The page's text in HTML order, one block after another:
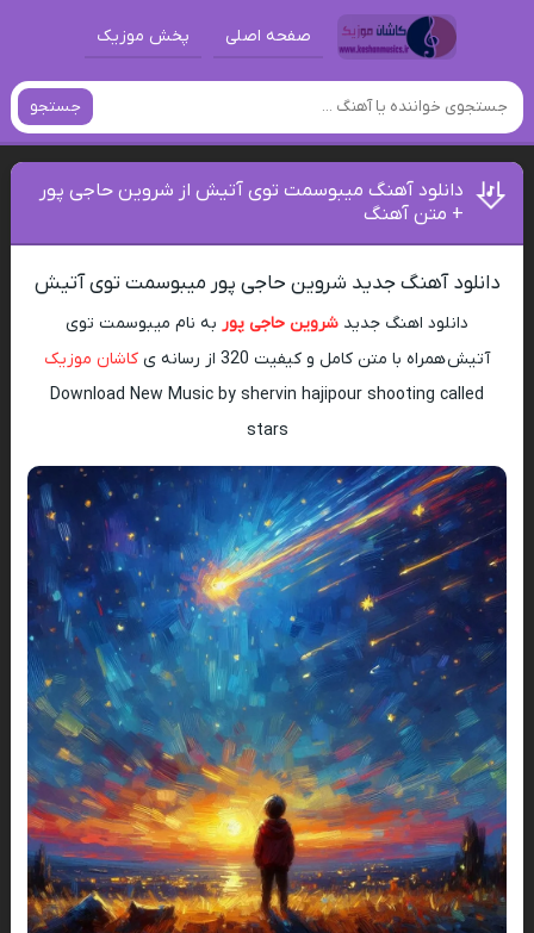
صفحه اصلی پخش موزیک
جستجو
دانلود آهنگ میبوسمت توی آتیش از شروین حاجی پور
+ متن آهنگ
دانلود آهنگ جدید شروین حاجی پور میبوسمت توی آتیش
دانلود اهنگ جدید شروین حاجی پور به نام میبوسمت توی
آتیش همراه با متن کامل و کیفیت 320 از رسانه ی
کاشان موزیک
Download New Music by shervin hajipour shooting called
stars